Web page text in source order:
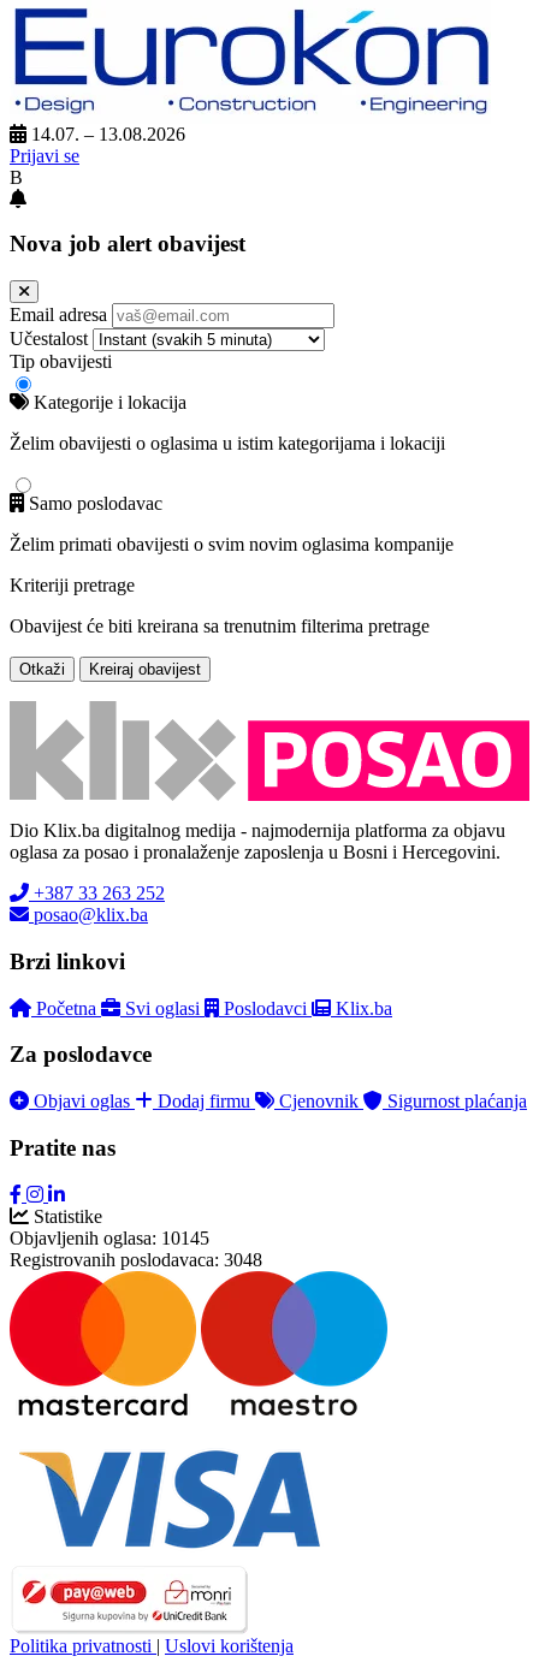
14.07. – 13.08.2026
Prijavi se
B
Nova job alert obavijest
Email adresa
Učestalost
Tip obavijesti
Kategorije i lokacija
Želim obavijesti o oglasima u istim kategorijama i lokaciji
Samo poslodavac
Želim primati obavijesti o svim novim oglasima kompanije
Kriteriji pretrage
Obavijest će biti kreirana sa trenutnim filterima pretrage
Otkaži Kreiraj obavijest
Dio Klix.ba digitalnog medija - najmodernija platforma za objavu
oglasa za posao i pronalaženje zaposlenja u Bosni i Hercegovini.
+387 33 263 252
posao@klix.ba
Brzi linkovi
Početna Svi oglasi Poslodavci Klix.ba
Za poslodavce
Objavi oglas Dodaj firmu Cjenovnik Sigurnost plaćanja
Pratite nas
Statistike
Objavljenih oglasa: 10145
Registrovanih poslodavaca: 3048
Politika privatnosti | Uslovi korištenja